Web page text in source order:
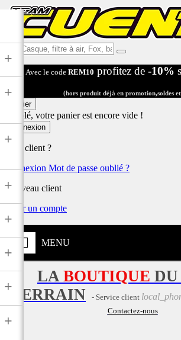
Ex:
Casque,
filtre
air,
Fox,
...
Avec le code REM10 profitez de -10%
(hors produit déjà en promotion,soldes
Panier
Désolé, votre panier est encore vide !
Connexion
Déjà client ?
Connexion Mot de passe oublié ?
Nouveau client
Créer un compte
MENU
+
+
+
+
+
+
+
+
LA BOUTIQUE
TERRAIN
- Service client
Contactez-nous